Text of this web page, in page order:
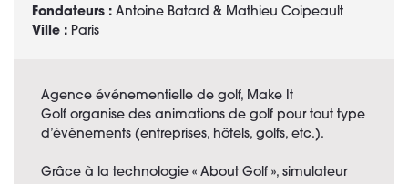
Fondateurs : Antoine Batard & Mathieu Coipeault
Ville : Paris
Agence événementielle de golf, Make It
Golf organise des animations de golf pour tout type
d’événements (entreprises, hôtels, golfs, etc.).
Grâce à la technologie « About Golf », simulateur